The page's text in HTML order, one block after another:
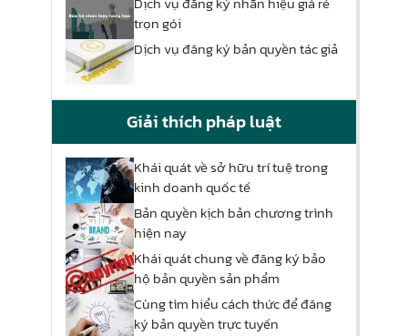
trọn gói
Dịch vụ đăng ký bản quyền tác giả
Giải thích pháp luật
Khái quát về sở hữu trí tuệ trong
kinh doanh quốc tế
Bản quyền kịch bản chương trình
hiện nay
Khái quát chung về đăng ký bảo
hộ bản quyền sản phẩm
Cùng tìm hiểu cách thức để đăng
ký bản quyền trực tuyến